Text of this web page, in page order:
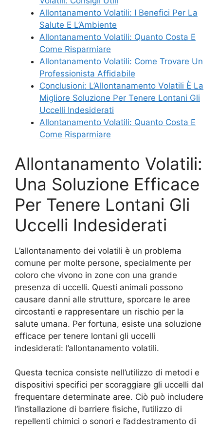
Allontanamento Volatili: I Benefici Per La
Salute E L’Ambiente
Allontanamento Volatili: Quanto Costa E
Come Risparmiare
Allontanamento Volatili: Come Trovare Un
Professionista Affidabile
Conclusioni: L’Allontanamento Volatili È La
Migliore Soluzione Per Tenere Lontani Gli
Uccelli Indesiderati
Allontanamento Volatili: Quanto Costa E
Come Risparmiare
Allontanamento Volatili:
Una Soluzione Efficace
Per Tenere Lontani Gli
Uccelli Indesiderati
L’allontanamento dei volatili è un problema
comune per molte persone, specialmente per
coloro che vivono in zone con una grande
presenza di uccelli. Questi animali possono
causare danni alle strutture, sporcare le aree
circostanti e rappresentare un rischio per la
salute umana. Per fortuna, esiste una soluzione
efficace per tenere lontani gli uccelli
indesiderati: l’allontanamento volatili.
Questa tecnica consiste nell’utilizzo di metodi e
dispositivi specifici per scoraggiare gli uccelli dal
frequentare determinate aree. Ciò può includere
l’installazione di barriere fisiche, l’utilizzo di
repellenti chimici o sonori e l’addestramento di